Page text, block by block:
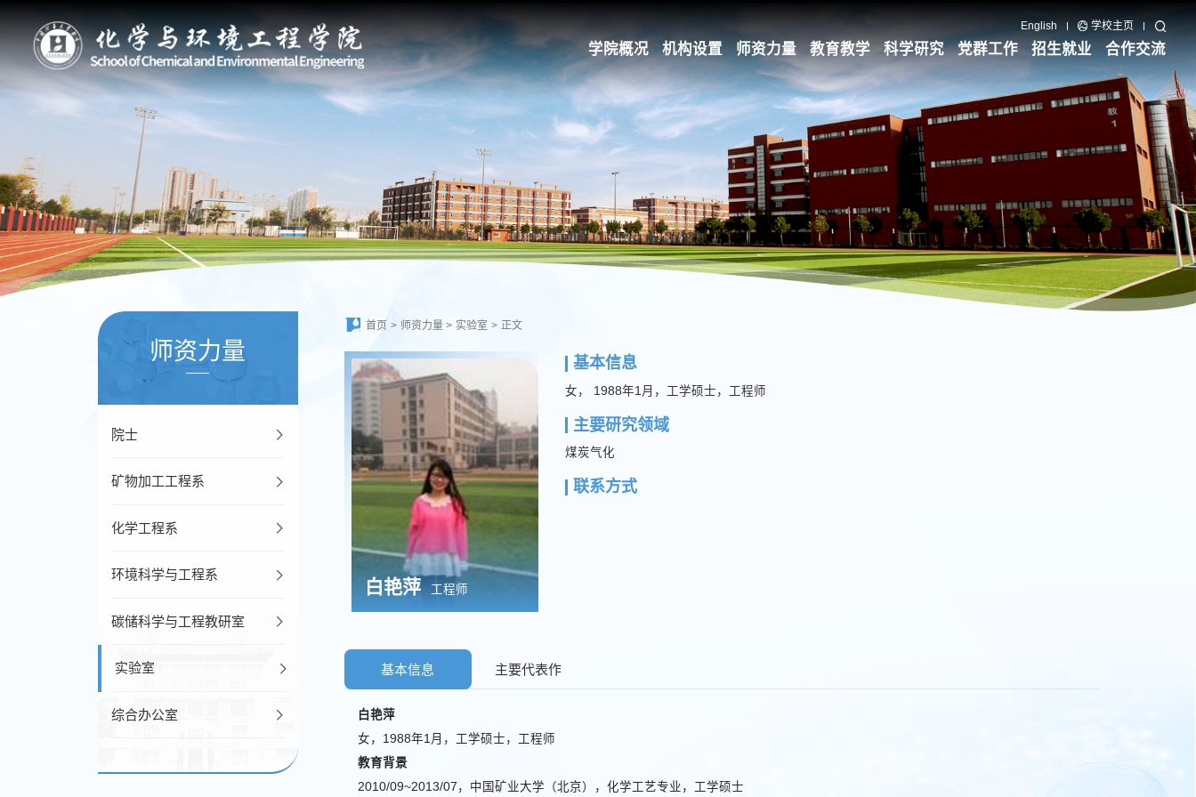
English 学校主页
学院概况 机构设置 师资力量 教育教学 科学研究 党群工作 招生就业 合作交流
师资力量
院士
矿物加工工程系
化学工程系
环境科学与工程系
碳储科学与工程教研室
实验室
综合办公室
首页 > 师资力量 > 实验室 > 正文
白艳萍 工程师
基本信息
女， 1988年1月，工学硕士，工程师
主要研究领域
煤炭气化
联系方式
基本信息 主要代表作
白艳萍
女，1988年1月，工学硕士，工程师
教育背景
2010/09~2013/07，中国矿业大学（北京），化学工艺专业，工学硕士
41(10):1153-
2.Shu Zhang,